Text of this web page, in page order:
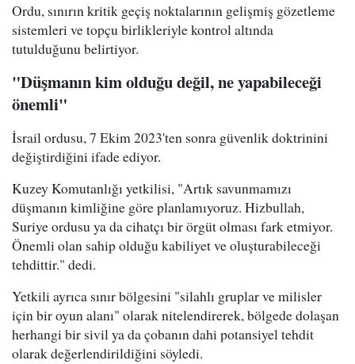
Ordu, sınırın kritik geçiş noktalarının gelişmiş gözetleme
sistemleri ve topçu birlikleriyle kontrol altında
tutulduğunu belirtiyor.
"Düşmanın kim olduğu değil, ne yapabileceği
önemli"
İsrail ordusu, 7 Ekim 2023'ten sonra güvenlik doktrinini
değiştirdiğini ifade ediyor.
Kuzey Komutanlığı yetkilisi, "Artık savunmamızı
düşmanın kimliğine göre planlamıyoruz. Hizbullah,
Suriye ordusu ya da cihatçı bir örgüt olması fark etmiyor.
Önemli olan sahip olduğu kabiliyet ve oluşturabileceği
tehdittir." dedi.
Yetkili ayrıca sınır bölgesini "silahlı gruplar ve milisler
için bir oyun alanı" olarak nitelendirerek, bölgede dolaşan
herhangi bir sivil ya da çobanın dahi potansiyel tehdit
olarak değerlendirildiğini söyledi.